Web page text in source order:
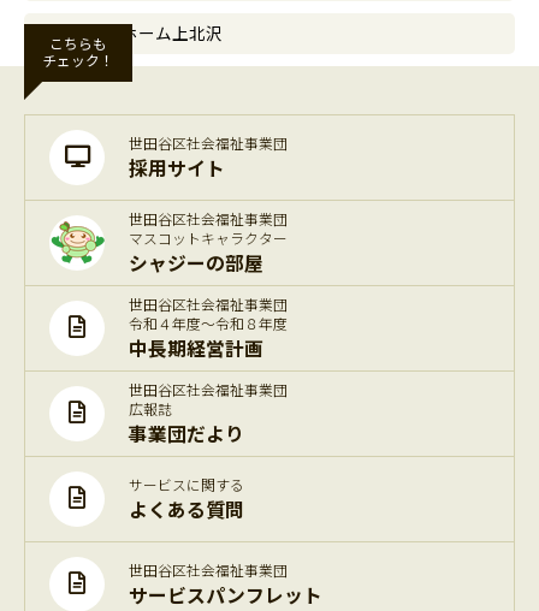
デイ・ホーム上北沢
こちらも
チェック！
世田谷区社会福祉事業団
採用サイト
世田谷区社会福祉事業団
マスコットキャラクター
シャジーの部屋
世田谷区社会福祉事業団
令和４年度～令和８年度
中長期経営計画
世田谷区社会福祉事業団
広報誌
事業団だより
サービスに関する
よくある質問
世田谷区社会福祉事業団
サービスパンフレット